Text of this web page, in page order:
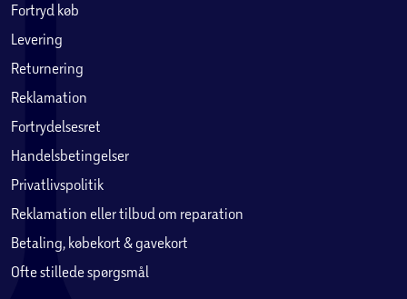
Fortryd køb
Levering
Returnering
Reklamation
Fortrydelsesret
Handelsbetingelser
Privatlivspolitik
Reklamation eller tilbud om reparation
Betaling, købekort & gavekort
Ofte stillede spørgsmål